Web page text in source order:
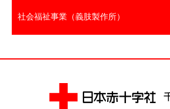
社会福祉事業（義肢製作所）